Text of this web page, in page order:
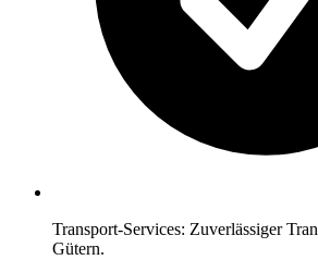
Transport-Services: Zuverlässiger
Gütern.